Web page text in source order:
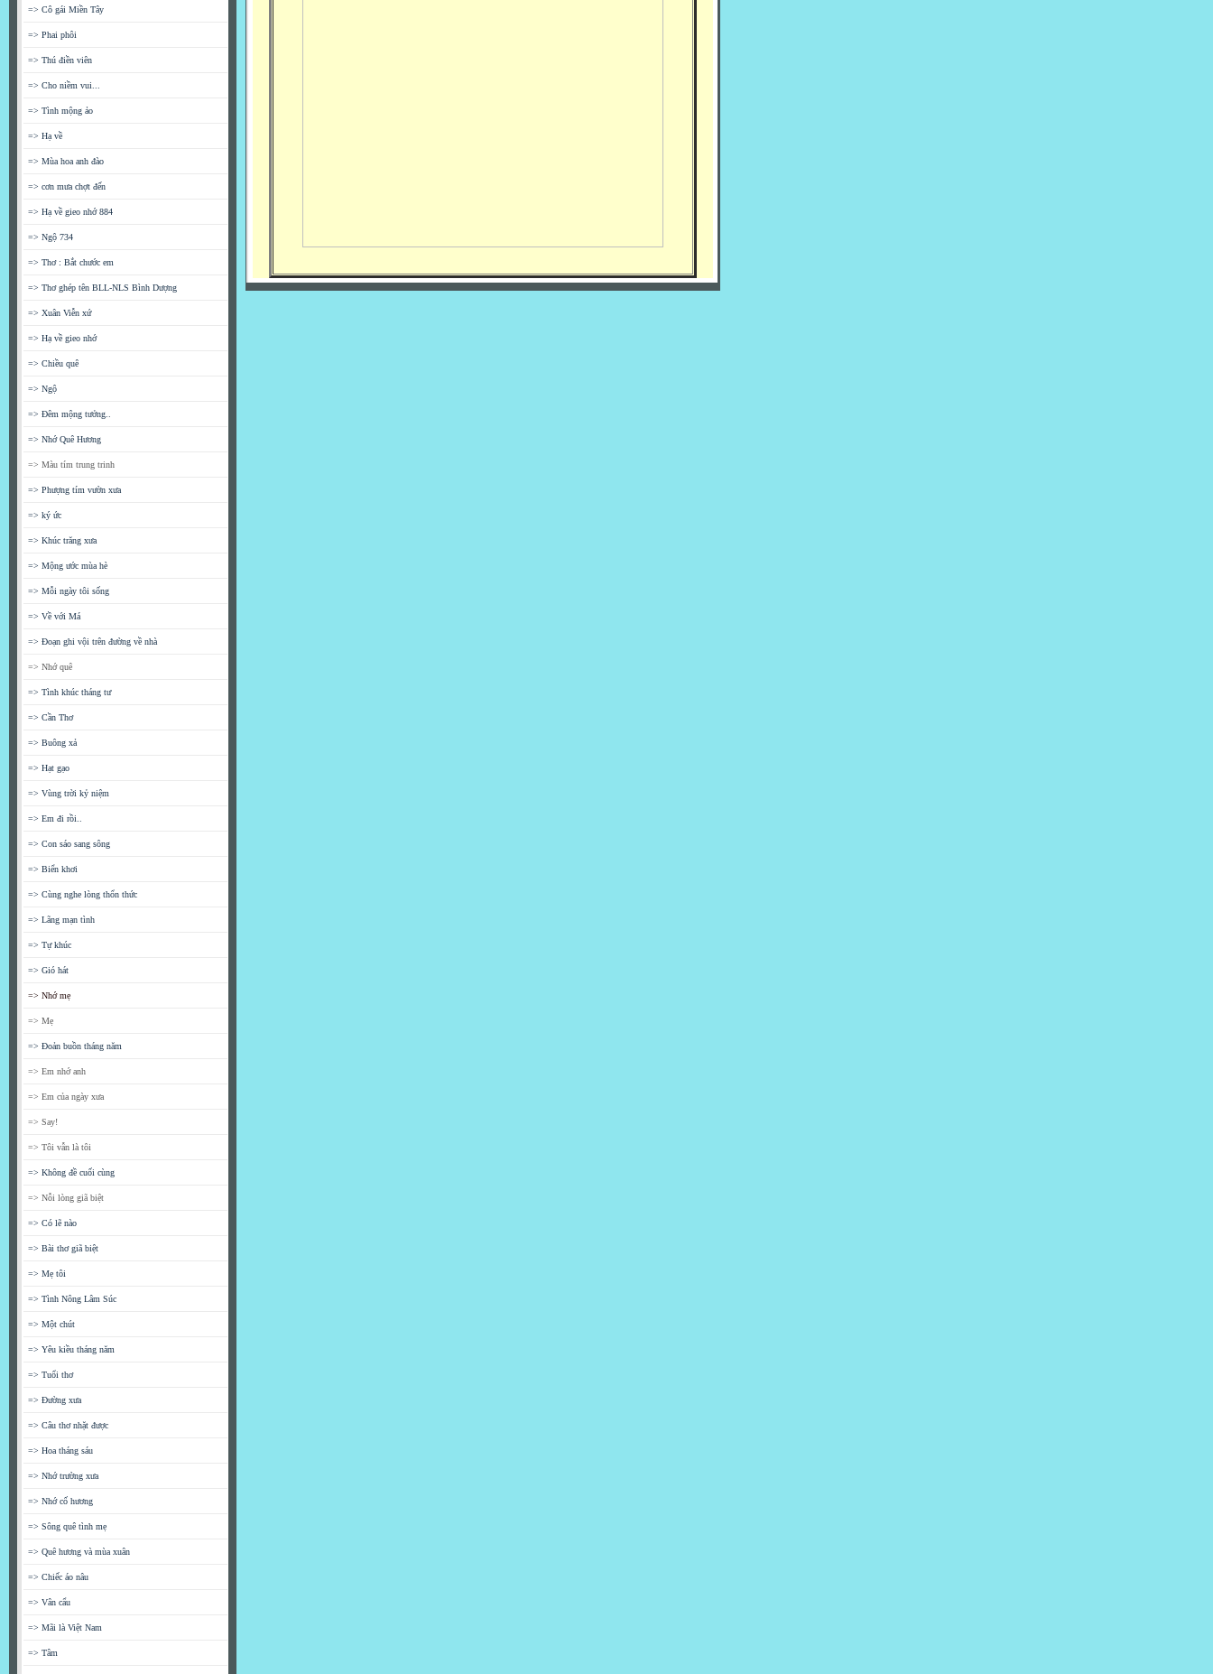
=> Cô gái Miền Tây
=> Phai phôi
=> Thú điền viên
=> Cho niềm vui...
=> Tình mộng ảo
=> Hạ về
=> Mùa hoa anh đào
=> cơn mưa chợt đến
=> Hạ về gieo nhớ 884
=> Ngộ 734
=> Thơ : Bắt chước em
=> Thơ ghép tên BLL-NLS Bình Dượng
=> Xuân Viễn xứ
=> Hạ về gieo nhớ
=> Chiều quê
=> Ngộ
=> Đêm mộng tưởng..
=> Nhớ Quê Hương
=> Màu tím trung trinh
=> Phượng tím vườn xưa
=> ký ức
=> Khúc trăng xưa
=> Mộng ước mùa hè
=> Mỗi ngày tôi sống
=> Về với Má
=> Đoạn ghi vội trên đường về nhà
=> Nhớ quê
=> Tình khúc tháng tư
=> Cần Thơ
=> Buông xả
=> Hạt gạo
=> Vùng trời kỷ niệm
=> Em đi rồi..
=> Con sáo sang sông
=> Biển khơi
=> Cùng nghe lòng thổn thức
=> Lãng mạn tình
=> Tự khúc
=> Gió hát
=> Nhớ mẹ
=> Mẹ
=> Đoản buồn tháng năm
=> Em nhớ anh
=> Em của ngày xưa
=> Say!
=> Tôi vẫn là tôi
=> Không đề cuối cùng
=> Nỗi lòng giã biệt
=> Có lẽ nào
=> Bài thơ giã biệt
=> Mẹ tôi
=> Tình Nông Lâm Súc
=> Một chút
=> Yêu kiều tháng năm
=> Tuổi thơ
=> Đường xưa
=> Câu thơ nhặt được
=> Hoa tháng sáu
=> Nhớ trường xưa
=> Nhớ cố hương
=> Sông quê tình mẹ
=> Quê hương và mùa xuân
=> Chiếc áo nâu
=> Vân cẩu
=> Mãi là Việt Nam
=> Tâm